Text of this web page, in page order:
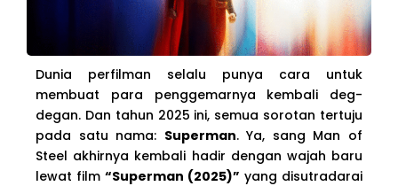
Dunia perfilman selalu punya cara untuk
membuat para penggemarnya kembali deg-
degan. Dan tahun 2025 ini, semua sorotan tertuju
pada satu nama: Superman. Ya, sang Man of
Steel akhirnya kembali hadir dengan wajah baru
lewat film “Superman (2025)” yang disutradarai